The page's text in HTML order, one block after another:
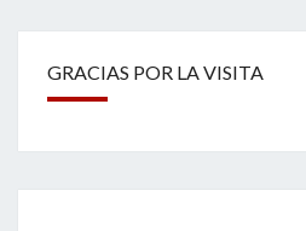
GRACIAS POR LA VISITA